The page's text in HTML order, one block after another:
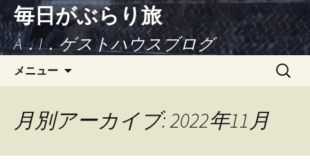
毎日がぶらり旅
A．I．ゲストハウスブログ
メニュー
検
月別アーカイブ: 2022年11月